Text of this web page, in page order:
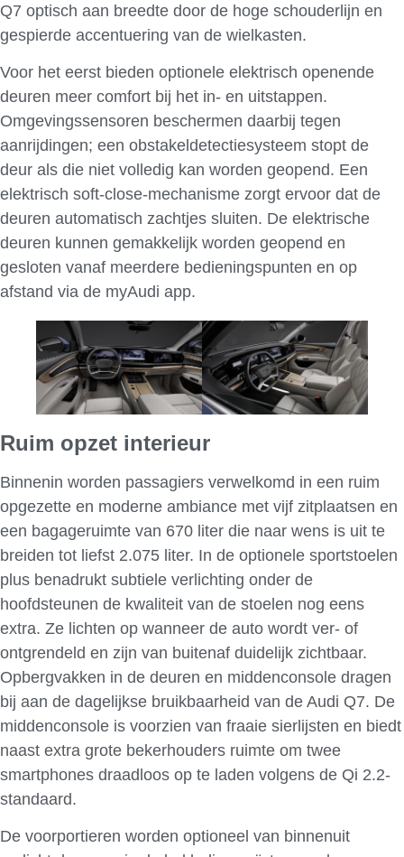
Q7 optisch aan breedte door de hoge schouderlijn en
gespierde accentuering van de wielkasten.
Voor het eerst bieden optionele elektrisch openende
deuren meer comfort bij het in- en uitstappen.
Omgevingssensoren beschermen daarbij tegen
aanrijdingen; een obstakeldetectiesysteem stopt de
deur als die niet volledig kan worden geopend. Een
elektrisch soft-close-mechanisme zorgt ervoor dat de
deuren automatisch zachtjes sluiten. De elektrische
deuren kunnen gemakkelijk worden geopend en
gesloten vanaf meerdere bedieningspunten en op
afstand via de myAudi app.
Ruim opzet interieur
Binnenin worden passagiers verwelkomd in een ruim
opgezette en moderne ambiance met vijf zitplaatsen en
een bagageruimte van 670 liter die naar wens is uit te
breiden tot liefst 2.075 liter. In de optionele sportstoelen
plus benadrukt subtiele verlichting onder de
hoofdsteunen de kwaliteit van de stoelen nog eens
extra. Ze lichten op wanneer de auto wordt ver- of
ontgrendeld en zijn van buitenaf duidelijk zichtbaar.
Opbergvakken in de deuren en middenconsole dragen
bij aan de dagelijkse bruikbaarheid van de Audi Q7. De
middenconsole is voorzien van fraaie sierlijsten en biedt
naast extra grote bekerhouders ruimte om twee
smartphones draadloos op te laden volgens de Qi 2.2-
standaard.
De voorportieren worden optioneel van binnenuit